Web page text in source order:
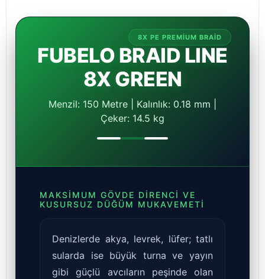
8X PE PREMIUM BRAID
FUBELO BRAID LINE
8X GREEN
Menzil: 150 Metre | Kalınlık: 0.18 mm |
Çeker: 14.5 kg
MAKSIMUM GÖVDE DIRENCI VE
KUSURSUZ DÜĞÜM MUKAVEMETI
Denizlerde akya, levrek, lüfer; tatlı
sularda ise büyük turna ve yayın
gibi güçlü avcıların peşinde olan